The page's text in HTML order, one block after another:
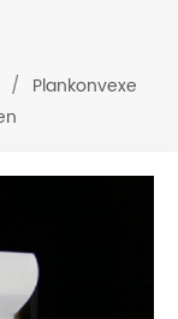
/ Plankonvexe